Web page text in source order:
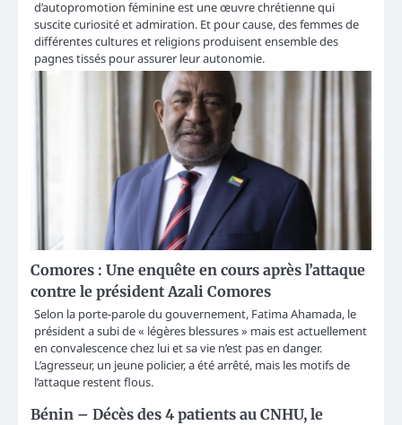
d’autopromotion féminine est une œuvre chrétienne qui
suscite curiosité et admiration. Et pour cause, des femmes de
différentes cultures et religions produisent ensemble des
pagnes tissés pour assurer leur autonomie.
Comores : Une enquête en cours après l’attaque
contre le président Azali Comores
Selon la porte-parole du gouvernement, Fatima Ahamada, le
président a subi de « légères blessures » mais est actuellement
en convalescence chez lui et sa vie n’est pas en danger.
L’agresseur, un jeune policier, a été arrêté, mais les motifs de
l’attaque restent flous.
Bénin – Décès des 4 patients au CNHU, le